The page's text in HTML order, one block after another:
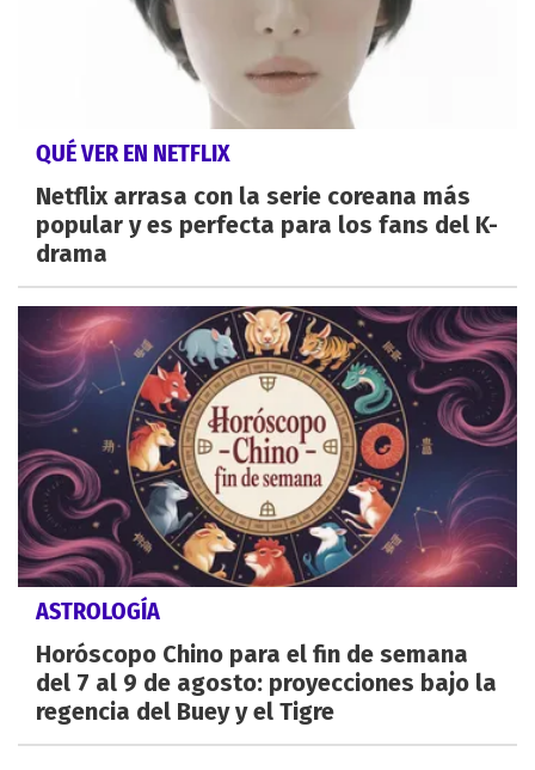
QUÉ VER EN NETFLIX
Netflix arrasa con la serie coreana más
popular y es perfecta para los fans del K-
drama
ASTROLOGÍA
Horóscopo Chino para el fin de semana
del 7 al 9 de agosto: proyecciones bajo la
regencia del Buey y el Tigre